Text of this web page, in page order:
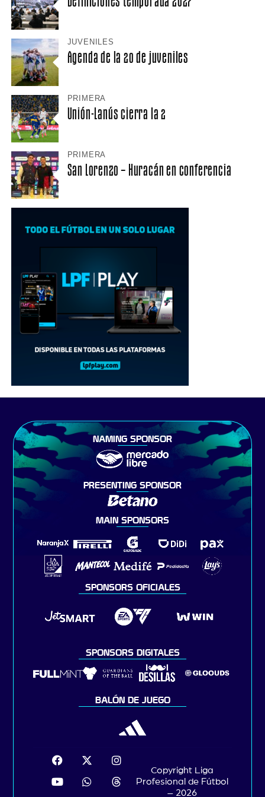
JUVENILES
Agenda de la 20 de juveniles
PRIMERA
Unión-Lanús cierra la 2
PRIMERA
San Lorenzo – Huracán en conferencia
NAMING SPONSOR
PRESENTING SPONSOR
MAIN SPONSORS
SPONSORS OFICIALES
SPONSORS DIGITALES
BALÓN DE JUEGO
Copyright Liga
Profesional de Fútbol
– 2026